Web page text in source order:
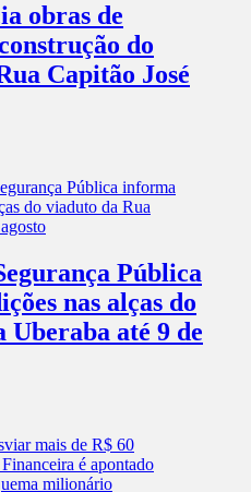
obras de
do
Capitão José
Pública
nas alças do
Uberaba até 9 de